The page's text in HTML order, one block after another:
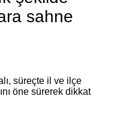
sahne
süreçte il ve ilçe
öne sürerek dikkat